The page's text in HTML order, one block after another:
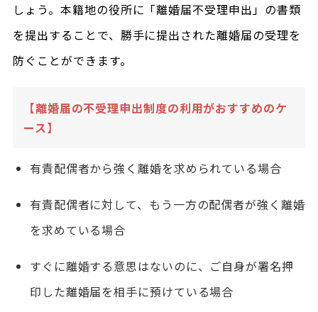
しょう。本籍地の役所に「離婚届不受理申出」の書類
を提出することで、勝手に提出された離婚届の受理を
防ぐことができます。
【離婚届の不受理申出制度の利用がおすすめのケ
ース】
有責配偶者から強く離婚を求められている場合
有責配偶者に対して、もう一方の配偶者が強く離婚
を求めている場合
すぐに離婚する意思はないのに、ご自身が署名押
印した離婚届を相手に預けている場合